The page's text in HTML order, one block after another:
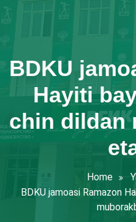
BDKU
Hayiti
chin dildan
Home
BDKU jamoasi Ramazon